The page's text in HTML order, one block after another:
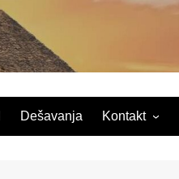
Dešavanja Kontakt